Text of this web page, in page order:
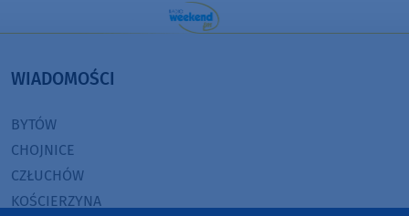
WIADOMOŚCI
BYTÓW
CHOJNICE
CZŁUCHÓW
KOŚCIERZYNA